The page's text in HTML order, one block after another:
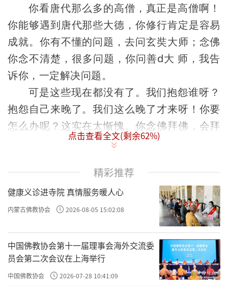
你看唐代那么多的高僧，真正是高僧啊！
你能够遇到唐代那些大德，你修行肯定是容易
成就。你有不懂的问题，去问玄奘大师；念佛
你念不清楚，很多问题，你问善d大 师，我告
诉你，一定解决问题。
可是这些现在都没有了。我们抱怨谁呀？
抱怨自己来晚了。我们这么晚了才来呀！你要
怎么办呢？这实在太惭愧。你念佛拜佛，会拜
得痛哭流涕，我这实在是来得太晚了，实在是
我们真的没福报，连印光大师那样的人我
们都没见到，弘一大师没见着，虚云和尚
也
没见着。现在出家人也有不少，真正那种成就
者是少，少。你不能怪谁，怪什么？时代如
是，时代这样。
我们现在还遇到佛法了，你要觉得庆幸遇
到佛法，你还相信佛法，有缘还皈依了三宝，
点击查看全文(剩余62%)
精彩推荐
健康义诊进寺院 真情服务暖人心
内蒙古佛教协会 2026-08-05 15:02:08
中国佛教协会第十一届理事会海外交流委
员会第二次会议在上海举行
中国佛教协会 2026-07-28 10:41:09